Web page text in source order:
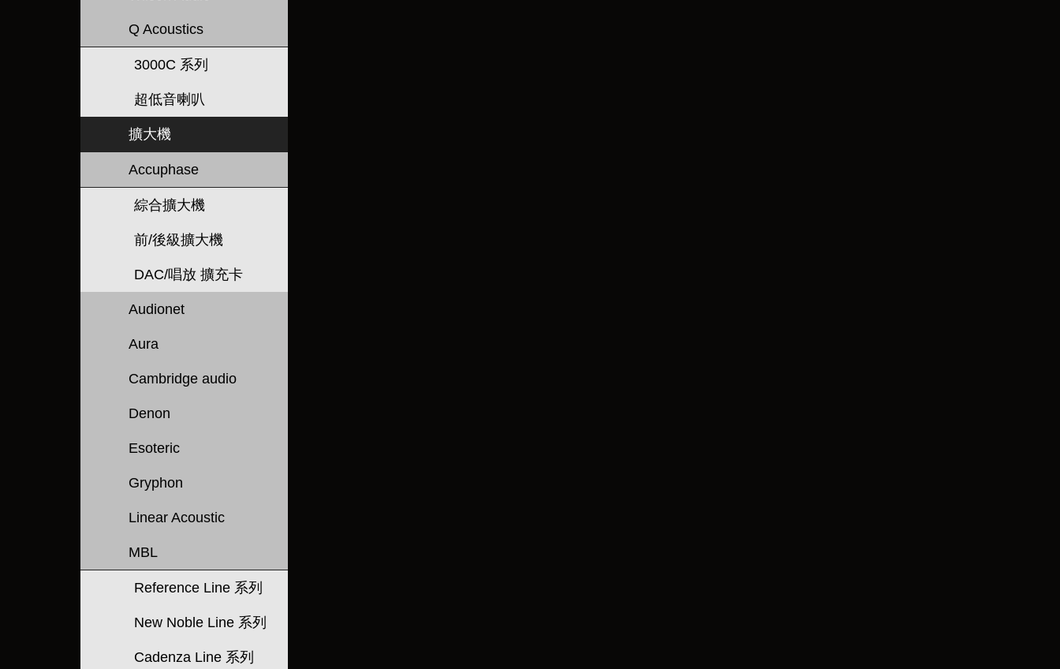
Q Acoustics
3000C 系列
超低音喇叭
擴大機
Accuphase
綜合擴大機
前/後級擴大機
DAC/唱放 擴充卡
Audionet
Aura
Cambridge audio
Denon
Esoteric
Gryphon
Linear Acoustic
MBL
Reference Line 系列
New Noble Line 系列
Cadenza Line 系列